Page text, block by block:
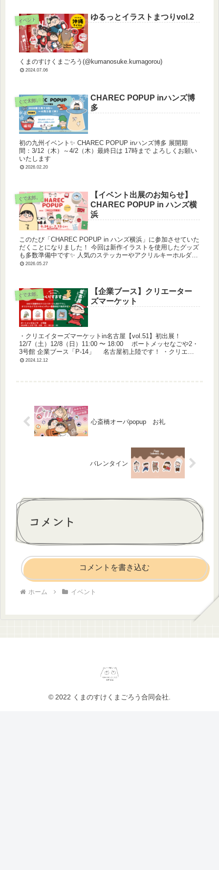
イベント ゆるっとイラストまつりvol.2
くまのすけくまごろう(@kumanosuke.kumagorou)
2024.07.06
ぐで太郎。
CHAREC POPUP inハンズ博
多
初の九州イベント✨ CHAREC POPUP inハンズ博多 展開期
間：3/12（木）～4/2（木）最終日は 17時まで よろしくお願い
いたします
2026.02.20
ぐで太郎。
【イベント出展のお知らせ】
CHAREC POPUP in ハンズ横
浜
このたび「CHAREC POPUP in ハンズ横浜」に参加させていた
だくことになりました！ 今回は新作イラストを使用したグッズ
も多数準備中です✨ 人気のステッカーやアクリルキーホルダー
はもちろん、イベント初だしの牛乳ふたのクリッカーなど、...
2026.05.27
ぐで太郎。
【企業ブース】クリエーター
ズマーケット
・クリエイターズマーケットin名古屋【vol.51】初出展！
12/7（土）12/8（日）11:00 〜 18:00 ポートメッセなごや2・
3号館 企業ブース「P-14」 名古屋初上陸です！ ・クリエー
ターオリジナルキャンディ ・オリジ...
2024.12.12
心斎橋オーパpopup お礼
バレンタイン
コメント
コメントを書き込む
ホーム イベント
© 2022 くまのすけくまごろう合同会社.